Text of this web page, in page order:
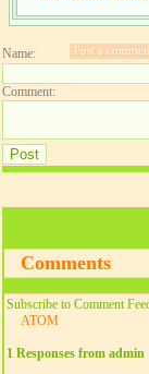
Post a
Name:
Comment:
Comments
Subscribe to Comment
ATOM
1 Responses from admin